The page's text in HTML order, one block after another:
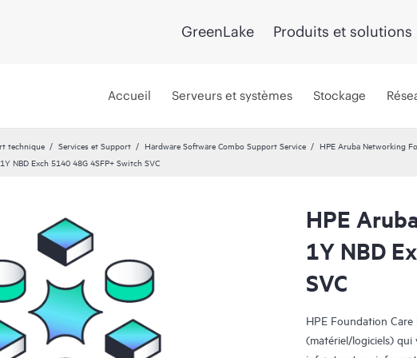
GreenLake Produits et solutions
Accueil Serveurs et systèmes Stockage
technique Services et Support Hardware Software Combo Support Service
HPE Aruba Networking
NBD Exch 5140 48G 4SFP+ Switch SVC
HPE
1Y NBD
SVC
HPE Foundation Care
(matériel/logiciels) qui